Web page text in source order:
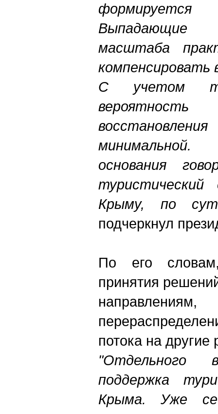
масштаба
компенсировать
С учетом
основания
Крыму, по
подчеркнул
По его
принятия
потока на другие
"Отдельного
поддержка
Крыма. Уже